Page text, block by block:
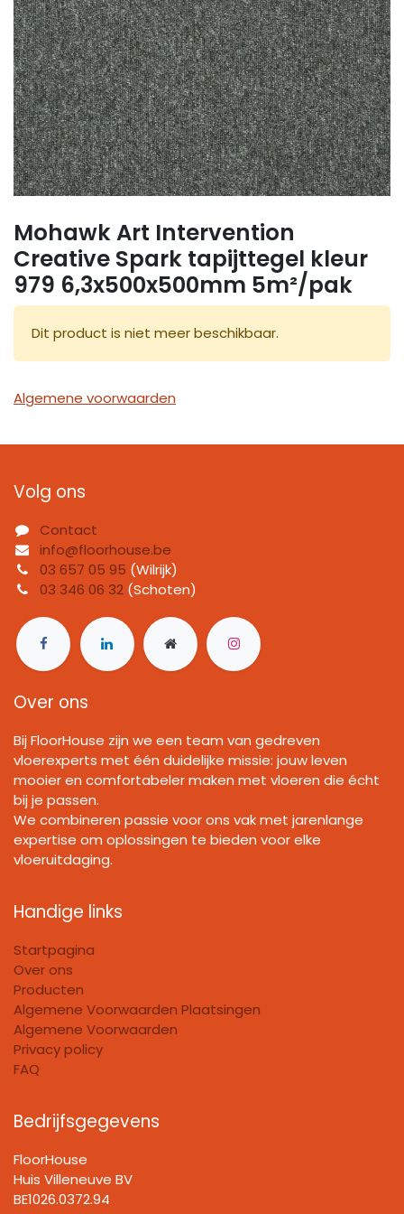
Mohawk Art Intervention
Creative Spark tapijttegel kleur
979 6,3x500x500mm 5m²/pak
Dit product is niet meer beschikbaar.
Algemene voorwaarden
Volg ons
Contact
info@floorhouse.be
03 657 05 95 (Wilrijk)
03 346 06 32 (Schoten)
Over ons
Bij FloorHouse zijn we een team van gedreven
vloerexperts met één duidelijke missie: jouw leven
mooier en comfortabeler maken met vloeren die écht
bij je passen.
We combineren passie voor ons vak met jarenlange
expertise om oplossingen te bieden voor elke
vloeruitdaging.
Handige links
Startpagina
Over ons
Producten
Algemene Voorwaarden Plaatsingen
Algemene Voorwaarden
Privacy policy
FAQ
Bedrijfsgegevens
FloorHouse
Huis Villeneuve BV​
BE1026.0372.94